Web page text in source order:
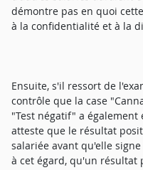
démontre pas en quoi
à la confidentialité et à la
Ensuite, s'il ressort de
contrôle que la case
"Test négatif" a également
atteste que le résultat
salariée avant qu'elle
à cet égard, qu'un résultat